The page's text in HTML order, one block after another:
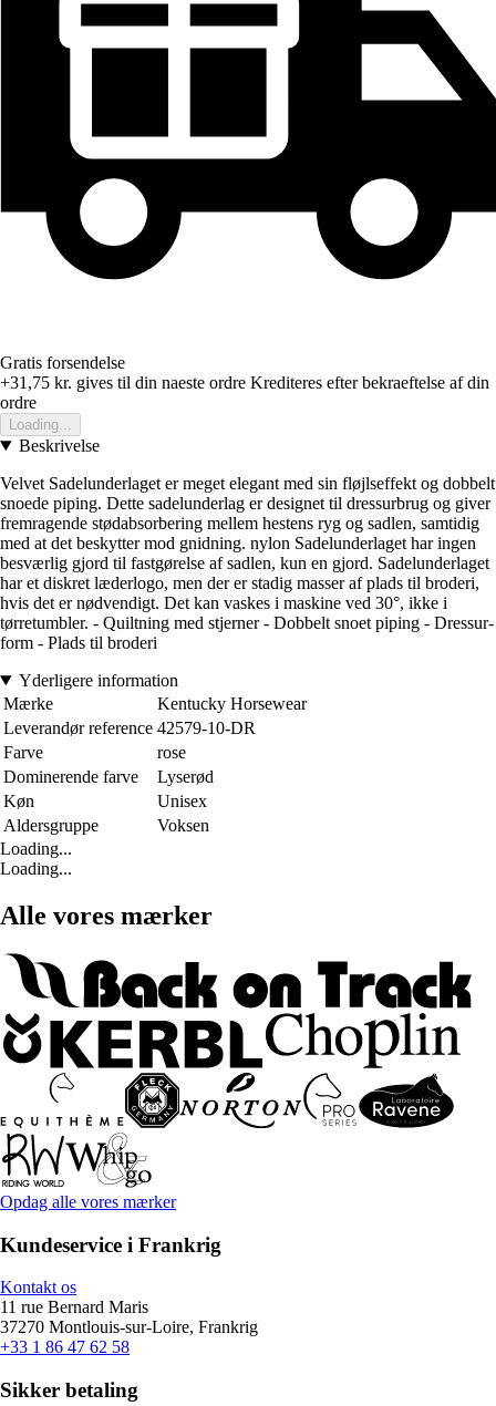
Gratis forsendelse
+31,75 kr. gives til din naeste ordre Krediteres efter bekraeftelse af din
ordre
Loading...
Beskrivelse
Velvet Sadelunderlaget er meget elegant med sin fløjlseffekt og dobbelt
snoede piping. Dette sadelunderlag er designet til dressurbrug og giver
fremragende stødabsorbering mellem hestens ryg og sadlen, samtidig
med at det beskytter mod gnidning. nylon Sadelunderlaget har ingen
besværlig gjord til fastgørelse af sadlen, kun en gjord. Sadelunderlaget
har et diskret læderlogo, men der er stadig masser af plads til broderi,
hvis det er nødvendigt. Det kan vaskes i maskine ved 30°, ikke i
tørretumbler. - Quiltning med stjerner - Dobbelt snoet piping - Dressur-
form - Plads til broderi
Yderligere information
Mærke
Kentucky Horsewear
Leverandør reference 42579-10-DR
Farve
rose
Dominerende farve
Lyserød
Køn
Unisex
Aldersgruppe
Voksen
Loading...
Loading...
Alle vores mærker
Opdag alle vores mærker
Kundeservice i Frankrig
Kontakt os
11 rue Bernard Maris
37270 Montlouis-sur-Loire, Frankrig
+33 1 86 47 62 58
Sikker betaling